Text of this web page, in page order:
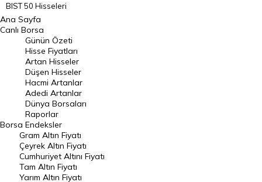
BIST 50 Hisseleri
BIST 100 Hisseleri
En Çok Artan Hisseler
En Çok Düşen Hisseler
Hacmi Artanlar
Geçmiş Kapanışlar
Dünya Borsaları
Raporlar
Endeksler
DÖVİZ
Ana Sayfa
Canlı Borsa
Borsa
Günün Özeti
Hisse Fiyatları
Artan Hisseler
Düşen Hisseler
Hacmi Artanlar
Adedi Artanlar
Dünya Borsaları
Raporlar
Endeksler
Gram Altın Fiyatı
Çeyrek Altın Fiyatı
Cumhuriyet Altını Fiyatı
Tam Altın Fiyatı
Yarım Altın Fiyatı